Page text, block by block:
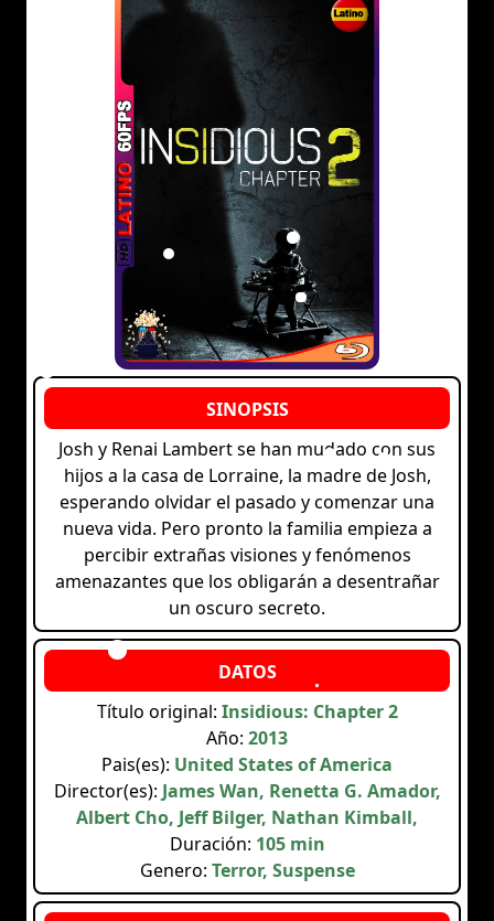
Josh y Renai Lambert se han mudado con sus
hijos a la casa de Lorraine, la madre de Josh,
esperando olvidar el pasado y comenzar una
nueva vida. Pero pronto la familia empieza a
percibir extrañas visiones y fenómenos
amenazantes que los obligarán a desentrañar
un oscuro secreto.
Título original: Insidious: Chapter 2
Año: 2013
Pais(es): United States of America
Director(es): James Wan, Renetta G. Amador,
Albert Cho, Jeff Bilger, Nathan Kimball,
Duración: 105 min
Genero: Terror, Suspense